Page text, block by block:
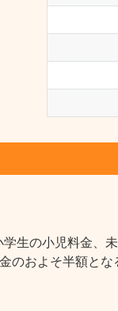
生の小児料金、
のおよそ半額と